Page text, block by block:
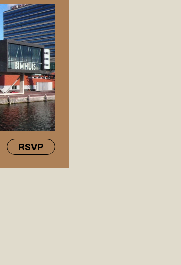
RSVP